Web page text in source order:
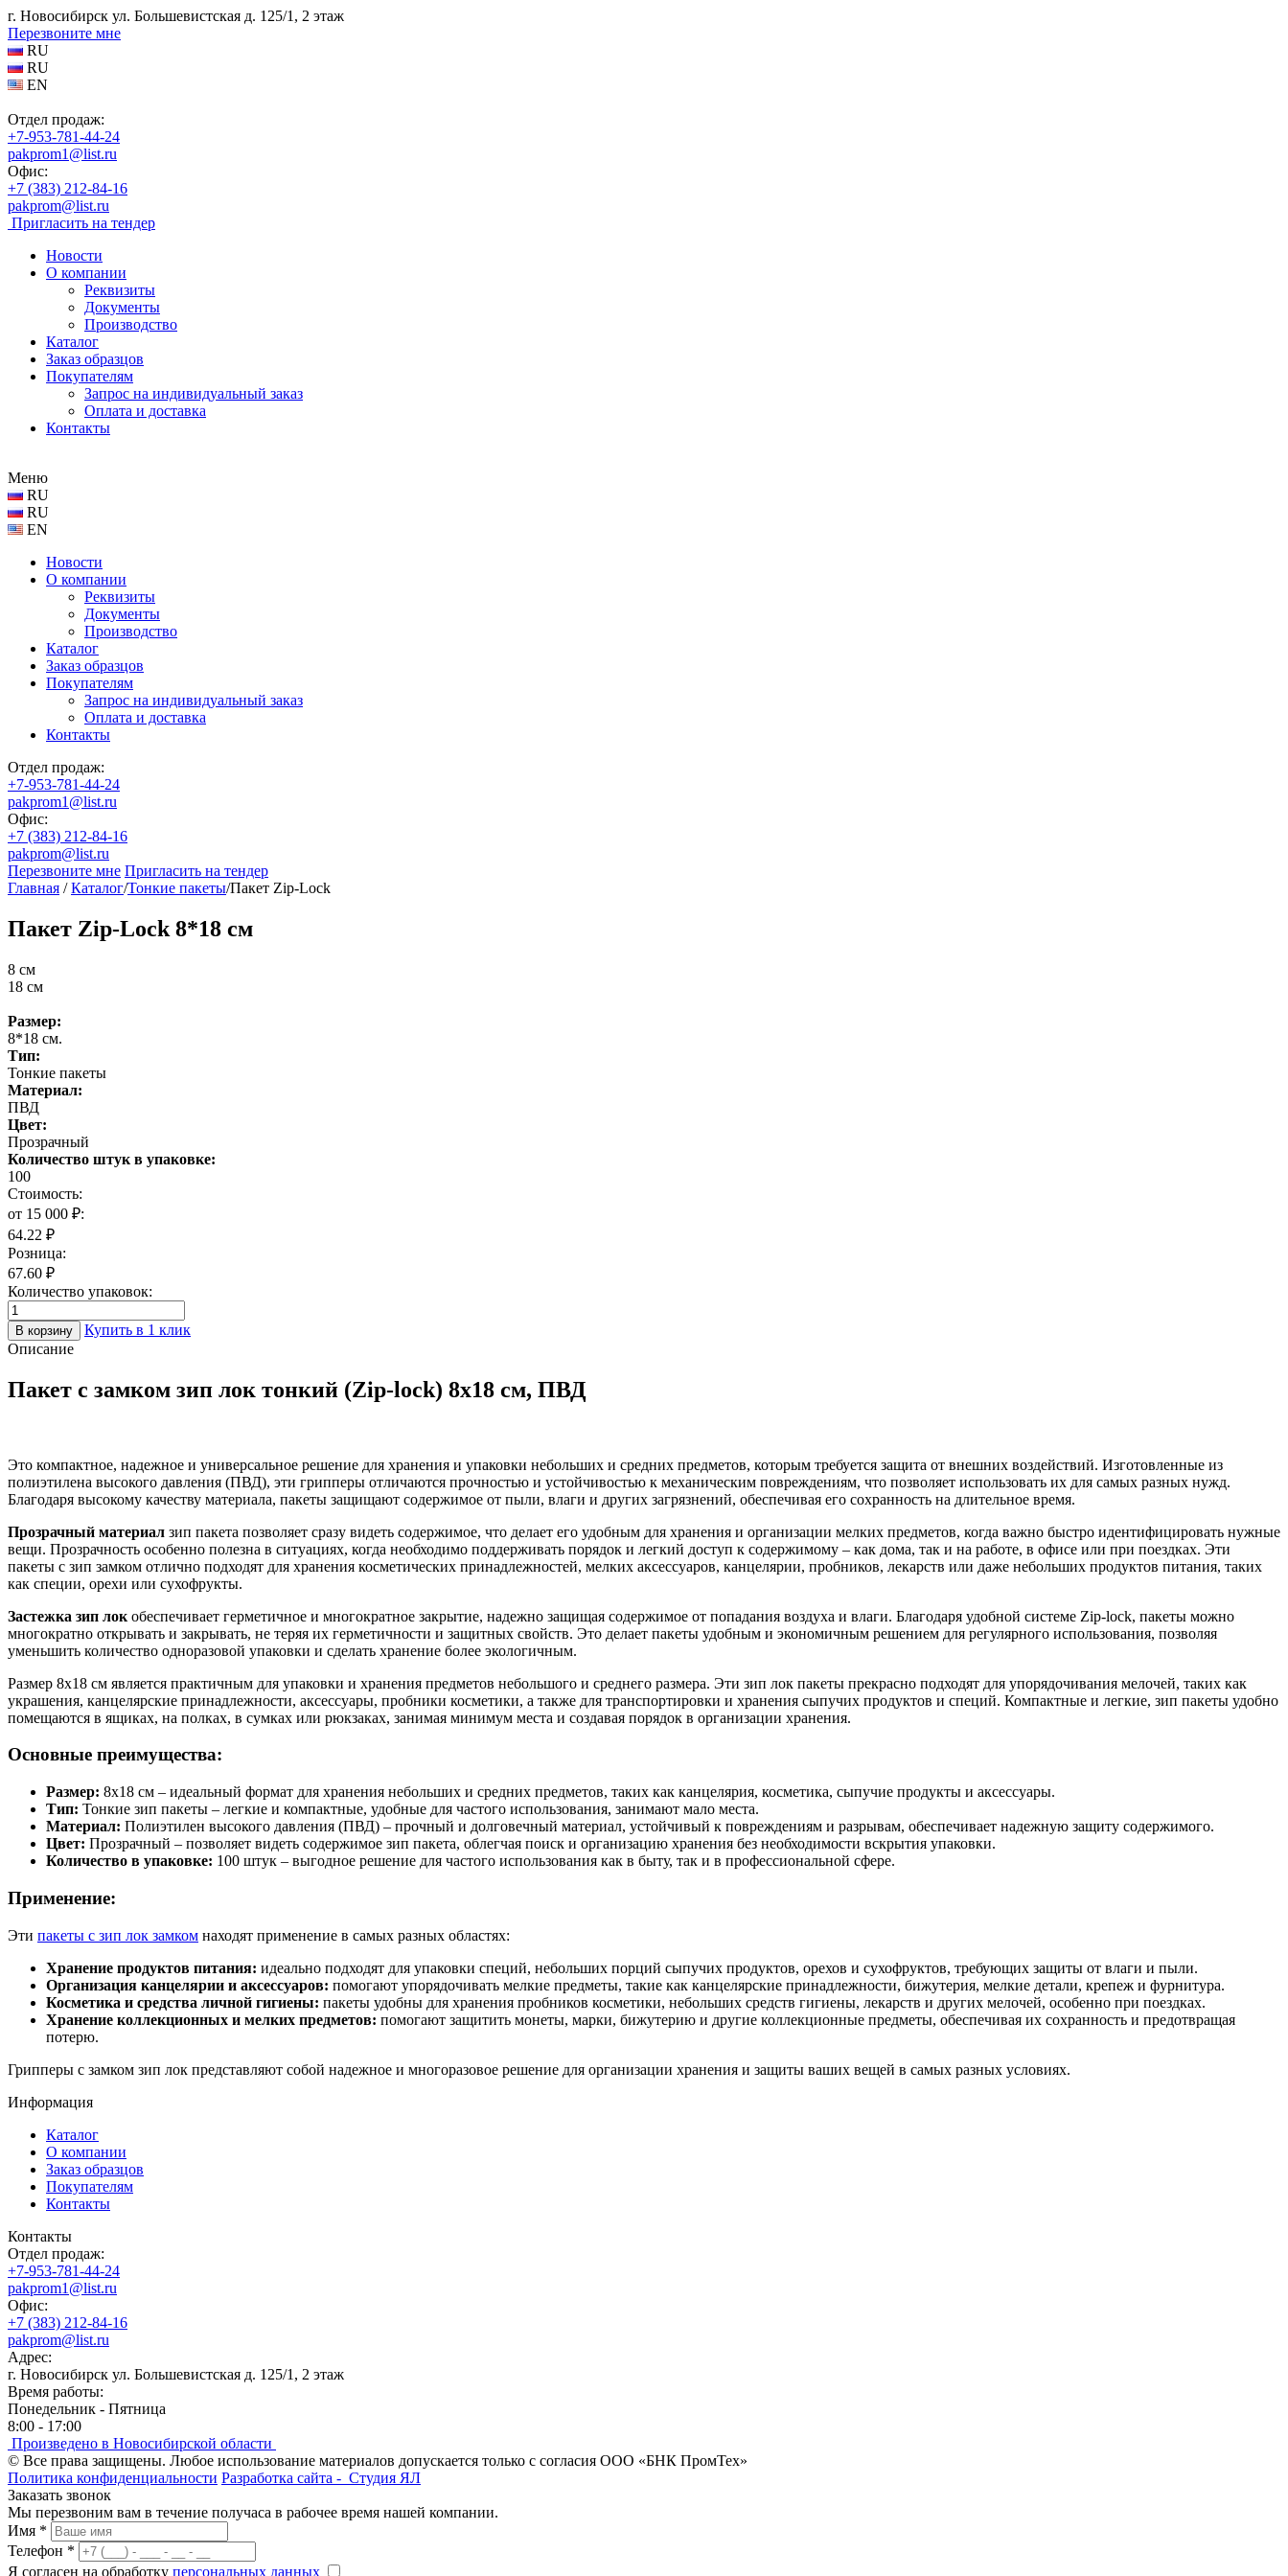
г. Новосибирск ул. Большевистская д. 125/1, 2 этаж
Перезвоните мне
RU
RU
EN
Отдел продаж:
+7-953-781-44-24
pakprom1@list.ru
Офис:
+7 (383) 212-84-16
pakprom@list.ru
Пригласить на тендер
Новости
О компании
Реквизиты
Документы
Производство
Каталог
Заказ образцов
Покупателям
Запрос на индивидуальный заказ
Оплата и доставка
Контакты
Меню
RU
RU
EN
Новости
О компании
Реквизиты
Документы
Производство
Каталог
Заказ образцов
Покупателям
Запрос на индивидуальный заказ
Оплата и доставка
Контакты
Отдел продаж:
+7-953-781-44-24
pakprom1@list.ru
Офис:
+7 (383) 212-84-16
pakprom@list.ru
Перезвоните мне Пригласить на тендер
Главная / Каталог/Тонкие пакеты/Пакет Zip-Lock
Пакет Zip-Lock 8*18 см
8 см
18 см
Размер:
8*18 см.
Тип:
Тонкие пакеты
Материал:
ПВД
Цвет:
Прозрачный
Количество штук в упаковке:
100
Стоимость:
от 15 000 ₽:
64.22 ₽
Розница:
67.60 ₽
Количество упаковок:
В корзину
Купить в 1 клик
Описание
Пакет с замком зип лок тонкий (Zip-lock) 8x18 см, ПВД
Это компактное, надежное и универсальное решение для хранения и упаковки небольших и средних предметов, которым требуется защита от внешних воздействий. Изготовленные из
полиэтилена высокого давления (ПВД), эти грипперы отличаются прочностью и устойчивостью к механическим повреждениям, что позволяет использовать их для самых разных нужд.
Благодаря высокому качеству материала, пакеты защищают содержимое от пыли, влаги и других загрязнений, обеспечивая его сохранность на длительное время.
Прозрачный материал зип пакета позволяет сразу видеть содержимое, что делает его удобным для хранения и организации мелких предметов, когда важно быстро идентифицировать нужные
вещи. Прозрачность особенно полезна в ситуациях, когда необходимо поддерживать порядок и легкий доступ к содержимому – как дома, так и на работе, в офисе или при поездках. Эти
пакеты с зип замком отлично подходят для хранения косметических принадлежностей, мелких аксессуаров, канцелярии, пробников, лекарств или даже небольших продуктов питания, таких
как специи, орехи или сухофрукты.
Застежка зип лок обеспечивает герметичное и многократное закрытие, надежно защищая содержимое от попадания воздуха и влаги. Благодаря удобной системе Zip-lock, пакеты можно
многократно открывать и закрывать, не теряя их герметичности и защитных свойств. Это делает пакеты удобным и экономичным решением для регулярного использования, позволяя
уменьшить количество одноразовой упаковки и сделать хранение более экологичным.
Размер 8x18 см является практичным для упаковки и хранения предметов небольшого и среднего размера. Эти зип лок пакеты прекрасно подходят для упорядочивания мелочей, таких как
украшения, канцелярские принадлежности, аксессуары, пробники косметики, а также для транспортировки и хранения сыпучих продуктов и специй. Компактные и легкие, зип пакеты удобно
помещаются в ящиках, на полках, в сумках или рюкзаках, занимая минимум места и создавая порядок в организации хранения.
Основные преимущества:
Размер: 8x18 см – идеальный формат для хранения небольших и средних предметов, таких как канцелярия, косметика, сыпучие продукты и аксессуары.
Тип: Тонкие зип пакеты – легкие и компактные, удобные для частого использования, занимают мало места.
Материал: Полиэтилен высокого давления (ПВД) – прочный и долговечный материал, устойчивый к повреждениям и разрывам, обеспечивает надежную защиту содержимого.
Цвет: Прозрачный – позволяет видеть содержимое зип пакета, облегчая поиск и организацию хранения без необходимости вскрытия упаковки.
Количество в упаковке: 100 штук – выгодное решение для частого использования как в быту, так и в профессиональной сфере.
Применение:
Эти пакеты с зип лок замком находят применение в самых разных областях:
Хранение продуктов питания: идеально подходят для упаковки специй, небольших порций сыпучих продуктов, орехов и сухофруктов, требующих защиты от влаги и пыли.
Организация канцелярии и аксессуаров: помогают упорядочивать мелкие предметы, такие как канцелярские принадлежности, бижутерия, мелкие детали, крепеж и фурнитура.
Косметика и средства личной гигиены: пакеты удобны для хранения пробников косметики, небольших средств гигиены, лекарств и других мелочей, особенно при поездках.
Хранение коллекционных и мелких предметов: помогают защитить монеты, марки, бижутерию и другие коллекционные предметы, обеспечивая их сохранность и предотвращая
потерю.
Грипперы с замком зип лок представляют собой надежное и многоразовое решение для организации хранения и защиты ваших вещей в самых разных условиях.
Информация
Каталог
О компании
Заказ образцов
Покупателям
Контакты
Контакты
Отдел продаж:
+7-953-781-44-24
pakprom1@list.ru
Офис:
+7 (383) 212-84-16
pakprom@list.ru
Адрес:
г. Новосибирск ул. Большевистская д. 125/1, 2 этаж
Время работы:
Понедельник - Пятница
8:00 - 17:00
Произведено в Новосибирской области
© Все права защищены. Любое использование материалов допускается только с согласия ООО «БНК ПромТех»
Политика конфиденциальности Разработка сайта - Студия ЯЛ
Заказать звонок
Мы перезвоним вам в течение получаса в рабочее время нашей компании.
Имя *
Телефон *
Я согласен на обработку персональных данных